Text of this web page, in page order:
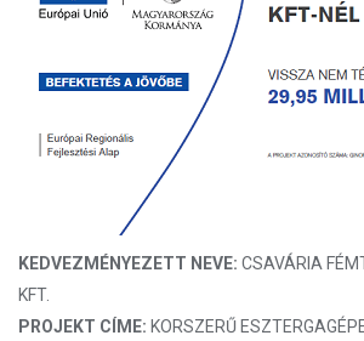
KEDVEZMÉNYEZETT NEVE: CSAVÁRIA
KFT.
PROJEKT CÍME: KORSZERŰ